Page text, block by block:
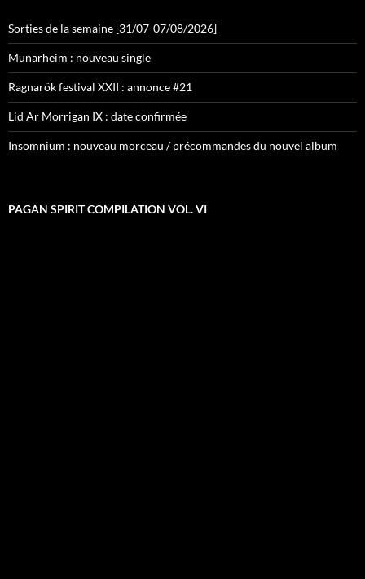
Sorties de la semaine [31/07-07/08/2026]
Munarheim : nouveau single
Ragnarök festival XXII : annonce #21
Lid Ar Morrigan IX : date confirmée
Insomnium : nouveau morceau / précommandes du nouvel album
PAGAN SPIRIT COMPILATION VOL. VI